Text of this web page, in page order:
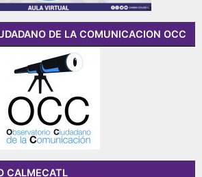
DE LA COMUNICACION OCC
CALMECATL